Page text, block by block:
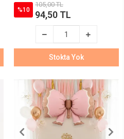
%10
105,00 TL
94,50 TL
Stokta Yok